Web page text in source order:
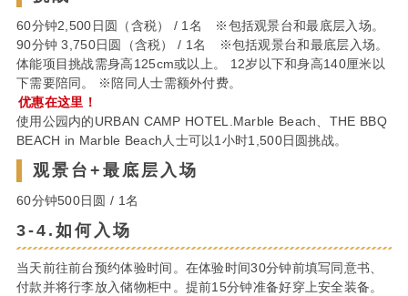
60分钟2,500日圆（含税） / 1名 ※包括观景台和最底层入场。
90分钟 3,750日圆（含税） / 1名 ※包括观景台和最底层入场。
体能项目挑战需身高125cm或以上。 12岁以下和身高140厘米以
下需要陪同。 ※陪同人士需额外付费。
优惠在这里！
使用公园内的URBAN CAMP HOTEL.Marble Beach、THE BBQ
BEACH in Marble Beach人士可以1小时1,500日圆挑战。
观景台+最底层入场
60分钟500日圆 / 1名
3-4.如何入场
当天前往前台预约体验时间。在体验时间30分钟前填写同意书、
付款并将行李放入储物柜中。提前15分钟准备好穿上安全装备。